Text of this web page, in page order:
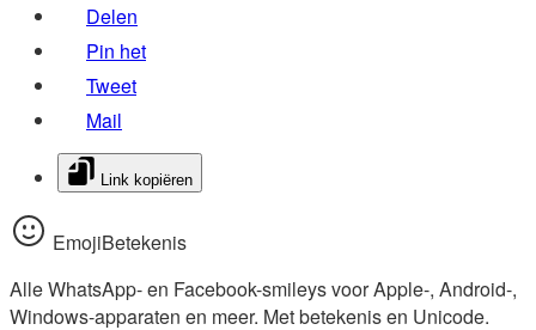
Delen
Pin het
Tweet
Mail
Link kopiëren
EmojiBetekenis
Alle WhatsApp- en Facebook-smileys voor Apple-, Android-,
Windows-apparaten en meer. Met betekenis en Unicode.